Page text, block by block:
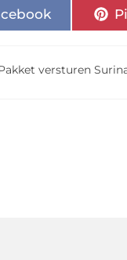
versturen